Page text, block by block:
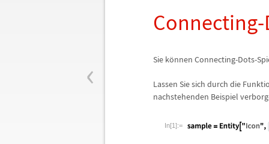
‹ Sie können Connecting-Dots-
Lassen Sie sich durch die
nachstehenden Beispiel
In[1]:=